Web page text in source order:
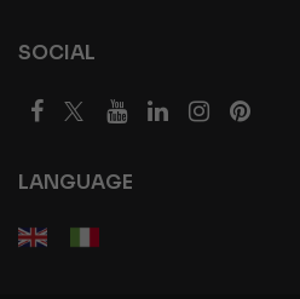
SOCIAL
LANGUAGE